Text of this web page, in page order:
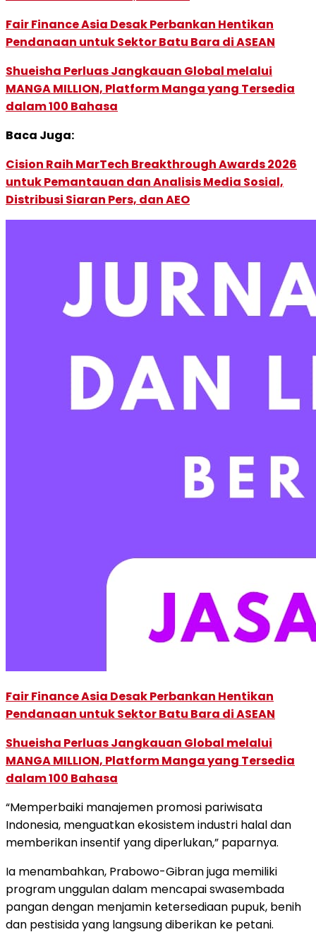
Fair Finance Asia Desak Perbankan Hentikan
Pendanaan untuk Sektor Batu Bara di ASEAN
Shueisha Perluas Jangkauan Global melalui
MANGA MILLION, Platform Manga yang Tersedia
dalam 100 Bahasa
Baca Juga:
Cision Raih MarTech Breakthrough Awards 2026
untuk Pemantauan dan Analisis Media Sosial,
Distribusi Siaran Pers, dan AEO
Fair Finance Asia Desak Perbankan Hentikan
Pendanaan untuk Sektor Batu Bara di ASEAN
Shueisha Perluas Jangkauan Global melalui
MANGA MILLION, Platform Manga yang Tersedia
dalam 100 Bahasa
“Memperbaiki manajemen promosi pariwisata
Indonesia, menguatkan ekosistem industri halal dan
memberikan insentif yang diperlukan,” paparnya.
Ia menambahkan, Prabowo-Gibran juga memiliki
program unggulan dalam mencapai swasembada
pangan dengan menjamin ketersediaan pupuk, benih
dan pestisida yang langsung diberikan ke petani.